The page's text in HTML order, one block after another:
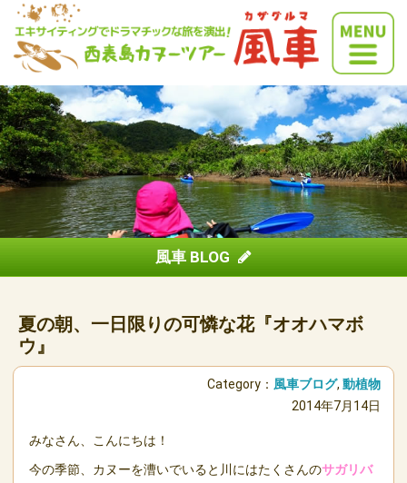
風車 BLOG
夏の朝、一日限りの可憐な花『オオハマボ
ウ』
Category： 風車ブログ, 動植物
2014年7月14日
みなさん、こんにちは！
今の季節、カヌーを漕いでいると川にはたくさんのサガリバ